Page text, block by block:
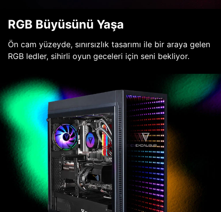
RGB Büyüsünü Yaşa
Ön cam yüzeyde, sınırsızlık tasarımı ile bir araya gelen
RGB ledler, sihirli oyun geceleri için seni bekliyor.